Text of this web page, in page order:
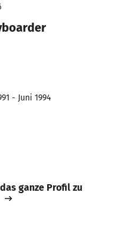
- Juni 1994
ganze Profil zu